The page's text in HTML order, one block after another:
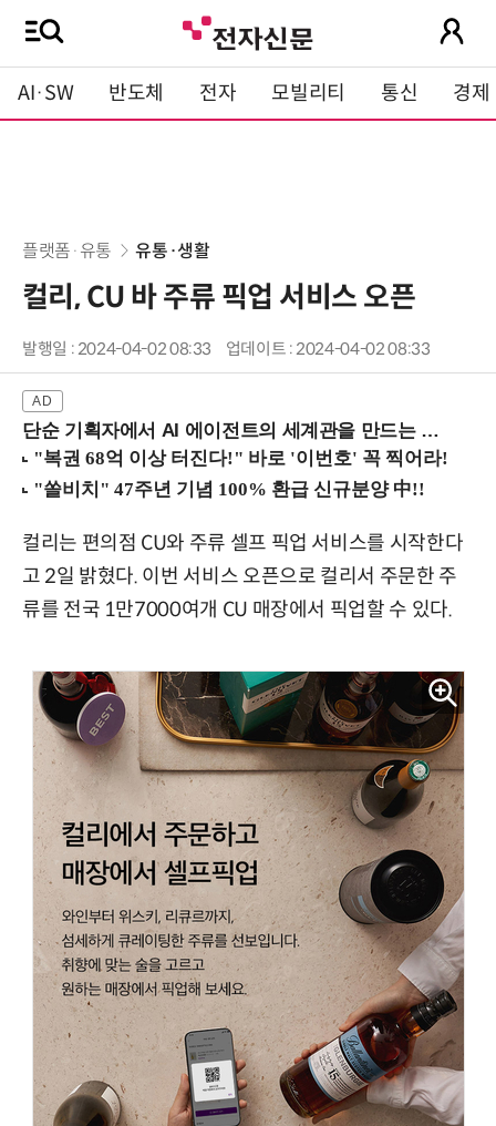
AI·SW 반도체 전자 모빌리티 통신 경제
플랫폼·유통 유통·생활
컬리, CU 바 주류 픽업 서비스 오픈
발행일 : 2024-04-02 08:33 업데이트 : 2024-04-02 08:33
단순 기획자에서 AI 에이전트의 세계관을 만드는 지식 설계자로.. (8/20 강남역)
컬리는 편의점 CU와 주류 셀프 픽업 서비스를 시작한다
고 2일 밝혔다. 이번 서비스 오픈으로 컬리서 주문한 주
류를 전국 1만7000여개 CU 매장에서 픽업할 수 있다.